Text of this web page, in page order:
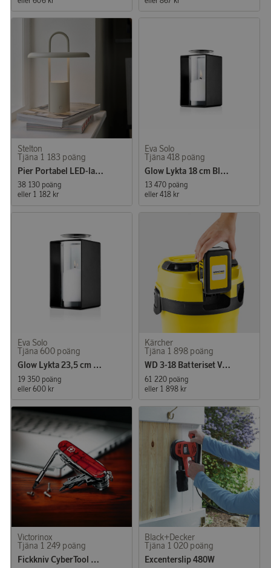
Stelton
Tjäna 1 183 poäng
Pier Portabel LED-lampa Sand
38 130 poäng
eller 1 182 kr
Eva Solo
Tjäna 418 poäng
Glow Lykta 18 cm Black
13 470 poäng
eller 418 kr
Eva Solo
Tjäna 600 poäng
Glow Lykta 23,5 cm Black
19 350 poäng
eller 600 kr
Kärcher
Tjäna 1 898 poäng
WD 3-18 Batteriset V-17/20
61 220 poäng
eller 1 898 kr
Victorinox
Tjäna 1 249 poäng
Fickkniv CyberTool M 91 mm
Black+Decker
Tjäna 1 020 poäng
Excenterslip 480W